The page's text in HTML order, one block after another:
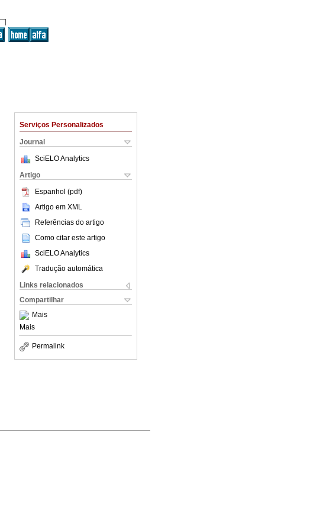
Serviços Personalizados
Journal
SciELO Analytics
Artigo
Espanhol (pdf)
Artigo em XML
Referências do artigo
Como citar este artigo
SciELO Analytics
Tradução automática
Links relacionados
Compartilhar
Mais
Mais
Permalink